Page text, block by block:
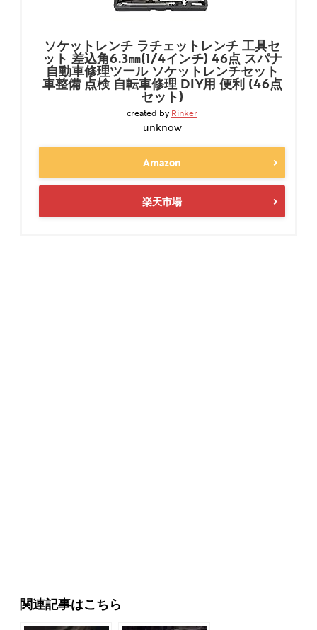
ソケットレンチ ラチェットレンチ 工具セ
ット 差込角6.3㎜(1/4インチ) 46点 スパナ
自動車修理ツール ソケットレンチセット
車整備 点検 自転車修理 DIY用 便利 (46点
セット)
created by Rinker
unknow
Amazon
楽天市場
関連記事はこちら